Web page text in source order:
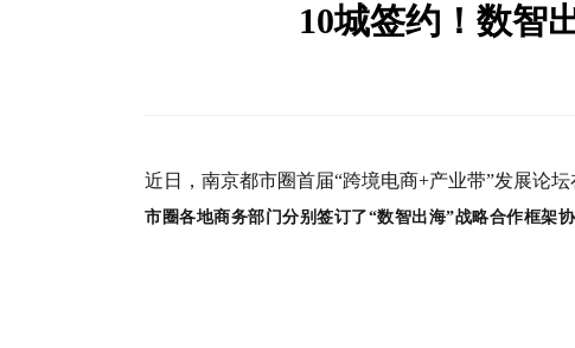
10城签约！数智
近日，南京都市圈首届“跨境电商+产业带”发展论坛
市圈各地商务部门分别签订了“数智出海”战略合作框架